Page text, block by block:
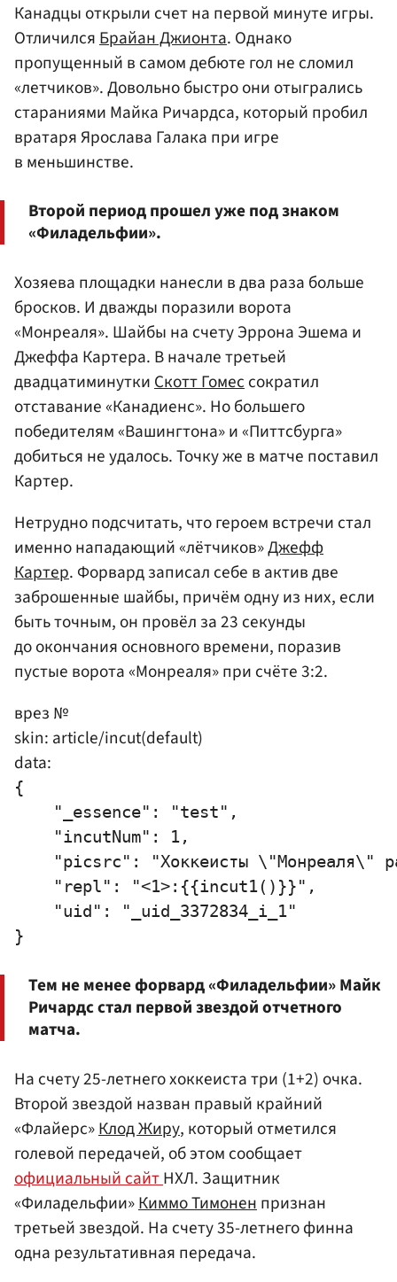
Канадцы открыли счет на первой минуте игры.
ОтличилсяБрайан Джионта. Однако
пропущенный в самом дебюте гол не сломил
«летчиков». Довольно быстро они отыгрались
стараниями Майка Ричардса, который пробил
вратаря Ярослава Галака при игре
в меньшинстве.
Второй период прошел уже под знаком
«Филадельфии».
Хозяева площадки нанесли в два раза больше
бросков. И дважды поразили ворота
«Монреаля». Шайбы на счету Эррона Эшема и
Джеффа Картера. В начале третьей
двадцатиминуткиСкотт Гомессократил
отставание «Канадиенс». Но большего
победителям «Вашингтона» и «Питтсбурга»
добиться не удалось. Точку же в матче поставил
Картер.
Нетрудно подсчитать, что героем встречи стал
именно нападающий «лётчиков»Джефф
Картер. Форвард записал себе в актив две
заброшенные шайбы, причём одну из них, если
быть точным, он провёл за 23 секунды
до окончания основного времени, поразив
пустые ворота «Монреаля» при счёте 3:2.
врез №
skin: article/incut(default)
data:
{
    "_essence": "test",
    "incutNum": 1,
"picsrc": "Хоккеисты \"Монреаля\"
    "repl": "<1>:{{incut1()}}",
    "uid": "_uid_3372834_i_1"
Тем не менее форвард «Филадельфии»Майк
Ричардсстал первой звездой отчетного
матча.
На счету 25-летнего хоккеиста три (1+2) очка.
Второй звездой назван правый крайний
«Флайерс»Клод Жиру, который отметился
голевой передачей, об этом сообщает
официальный сайтНХЛ. Защитник
«Филадельфии»Киммо Тимоненпризнан
третьей звездой. На счету 35-летнего финна
одна результативная передача.